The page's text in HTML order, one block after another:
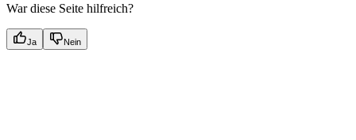
War diese Seite hilfreich?
Ja Nein